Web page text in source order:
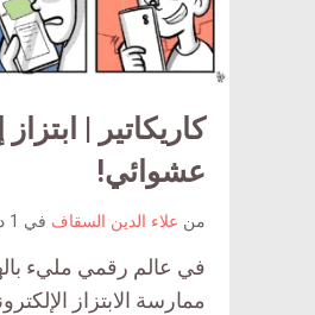
كاريكاتير |
عشوائي!
من علاء الدين السقاف في 1 ديسمبر 2022
في عالم رقمي مليء
ممارسة الابتزاز